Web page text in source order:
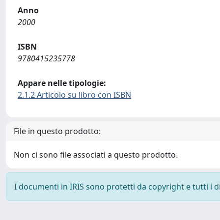
Anno
2000
ISBN
9780415235778
Appare nelle tipologie:
2.1.2 Articolo su libro con ISBN
File in questo prodotto:
Non ci sono file associati a questo prodotto.
I documenti in IRIS sono protetti da copyright e tutti i